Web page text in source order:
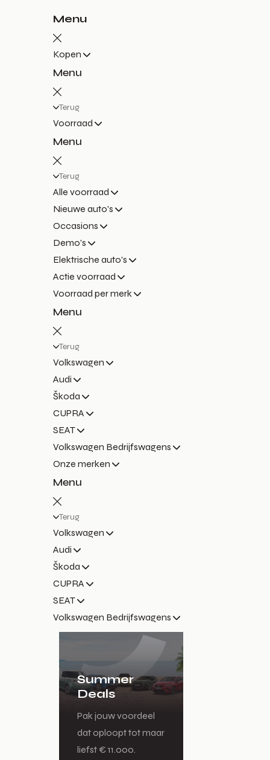
Menu
Kopen
Menu
Terug
Voorraad
Menu
Terug
Alle voorraad
Nieuwe auto's
Occasions
Demo's
Elektrische auto's
Actie voorraad
Voorraad per merk
Menu
Terug
Volkswagen
Audi
Škoda
CUPRA
SEAT
Volkswagen Bedrijfswagens
Onze merken
Menu
Terug
Volkswagen
Audi
Škoda
CUPRA
SEAT
Volkswagen Bedrijfswagens
Summer
Deals
Pak jouw voordeel
dat oploopt tot maar
liefst € 11.000.